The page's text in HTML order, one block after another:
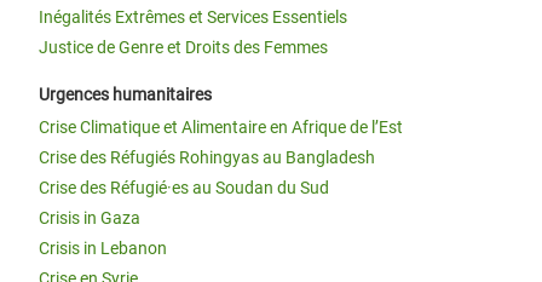
Inégalités Extrêmes et Services Essentiels
Justice de Genre et Droits des Femmes
Urgences humanitaires
Crise Climatique et Alimentaire en Afrique de l’Est
Crise des Réfugiés Rohingyas au Bangladesh
Crise des Réfugié·es au Soudan du Sud
Crisis in Gaza
Crisis in Lebanon